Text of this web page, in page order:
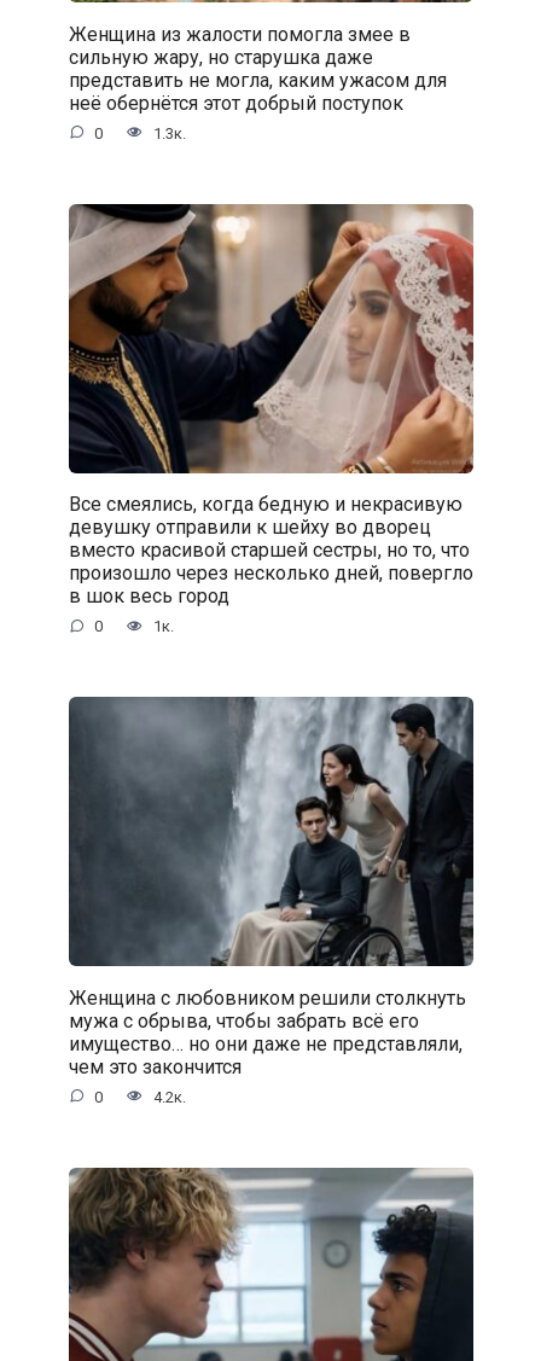
Женщина из жалости помогла змее в
сильную жару, но старушка даже
представить не могла, каким ужасом для
неё обернётся этот добрый поступок
0 1.3к.
Все смеялись, когда бедную и некрасивую
девушку отправили к шейху во дворец
вместо красивой старшей сестры, но то, что
произошло через несколько дней, повергло
в шок весь город
0 1к.
Женщина с любовником решили столкнуть
мужа с обрыва, чтобы забрать всё его
имущество… но они даже не представляли,
чем это закончится
0 4.2к.